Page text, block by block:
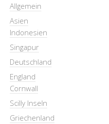
Allgemein
Asien
Indonesien
Singapur
Deutschland
England
Cornwall
Scilly Inseln
Griechenland